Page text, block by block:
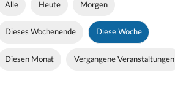
Alle Heute Morgen
Dieses Wochenende Diese Woche
Diesen Monat Vergangene Veranstaltungen